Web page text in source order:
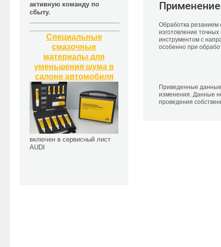
активную команду по
сбыту.
Специальные
смазочные
материалы для
уменьшения шума в
салоне автомобиля
включен в сервисный лист
AUDI
Обработка резанием
изготовление
инструментом с
особенно при
Приведенные данные
изменения. Данные
проведения